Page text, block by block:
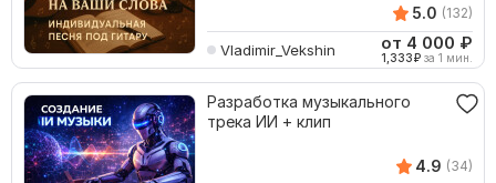
5.0 (132)
Vladimir_Vekshin от 4 000 ₽
1,333₽ за 1 мин.
Разработка музыкального
трека ИИ + клип
4.9 (34)